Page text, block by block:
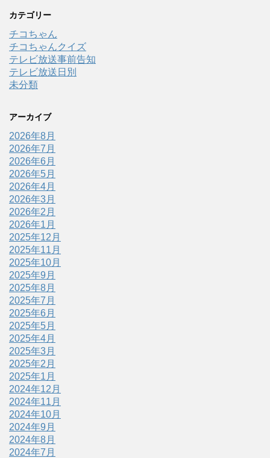
カテゴリー
チコちゃん
チコちゃんクイズ
テレビ放送事前告知
テレビ放送日別
未分類
アーカイブ
2026年8月
2026年7月
2026年6月
2026年5月
2026年4月
2026年3月
2026年2月
2026年1月
2025年12月
2025年11月
2025年10月
2025年9月
2025年8月
2025年7月
2025年6月
2025年5月
2025年4月
2025年3月
2025年2月
2025年1月
2024年12月
2024年11月
2024年10月
2024年9月
2024年8月
2024年7月